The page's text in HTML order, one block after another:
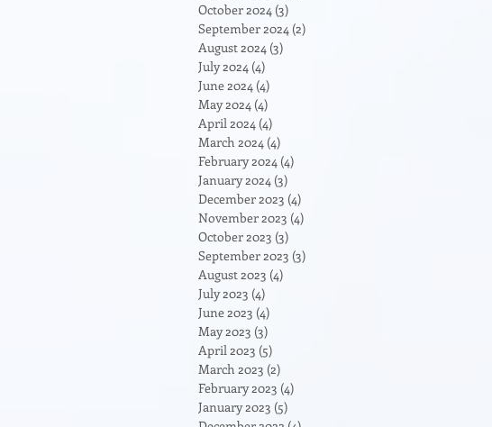
October 2024 (3)
September 2024 (2)
August 2024 (3)
July 2024 (4)
June 2024 (4)
May 2024 (4)
April 2024 (4)
March 2024 (4)
February 2024 (4)
January 2024 (3)
December 2023 (4)
November 2023 (4)
October 2023 (3)
September 2023 (3)
August 2023 (4)
July 2023 (4)
June 2023 (4)
May 2023 (3)
April 2023 (5)
March 2023 (2)
February 2023 (4)
January 2023 (5)